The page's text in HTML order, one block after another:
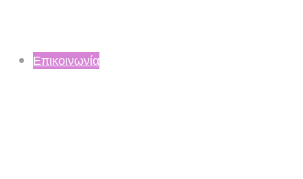
Επικοινωνία